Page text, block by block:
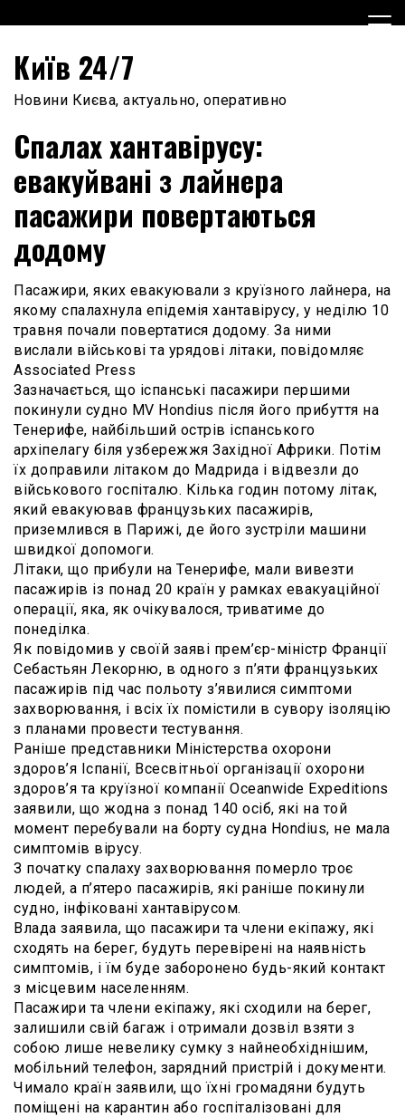
to
Київ 24/7
Новини Києва, актуально, оперативно
Спалах хантавірусу:
евакуйвані з лайнера
пасажири повертаються
додому
Пасажири, яких евакуювали з круїзного лайнера, на
якому спалахнула епідемія хантавірусу, у неділю 10
травня почали повертатися додому. За ними
вислали військові та урядові літаки, повідомляє
Associated Press
Зазначається, що іспанські пасажири першими
покинули судно MV Hondius після його прибуття на
Тенерифе, найбільший острів іспанського
архіпелагу біля узбережжя Західної Африки. Потім
їх доправили літаком до Мадрида і відвезли до
військового госпіталю. Кілька годин потому літак,
який евакуював французьких пасажирів,
приземлився в Парижі, де його зустріли машини
швидкої допомоги.
Літаки, що прибули на Тенерифе, мали вивезти
пасажирів із понад 20 країн у рамках евакуаційної
операції, яка, як очікувалося, триватиме до
понеділка.
Як повідомив у своїй заяві прем’єр-міністр Франції
Себастьян Лекорню, в одного з п’яти французьких
пасажирів під час польоту з’явилися симптоми
захворювання, і всіх їх помістили в сувору ізоляцію
з планами провести тестування.
Раніше представники Міністерства охорони
здоров’я Іспанії, Всесвітньої організації охорони
здоров’я та круїзної компанії Oceanwide Expeditions
заявили, що жодна з понад 140 осіб, які на той
момент перебували на борту судна Hondius, не мала
симптомів вірусу.
З початку спалаху захворювання померло троє
людей, а п’ятеро пасажирів, які раніше покинули
судно, інфіковані хантавірусом.
Влада заявила, що пасажири та члени екіпажу, які
сходять на берег, будуть перевірені на наявність
симптомів, і їм буде заборонено будь-який контакт
з місцевим населенням.
Пасажири та члени екіпажу, які сходили на берег,
залишили свій багаж і отримали дозвіл взяти з
собою лише невелику сумку з найнеобхіднішим,
мобільний телефон, зарядний пристрій і документи.
Чимало країн заявили, що їхні громадяни будуть
поміщені на карантин або госпіталізовані для